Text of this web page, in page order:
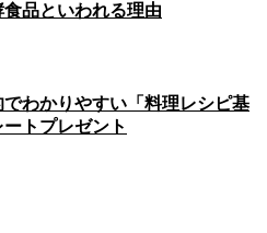
品といわれる理由
でわかりやすい「料理レシピ基
トプレゼント